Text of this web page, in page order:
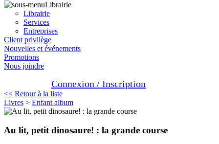
Librairie
Librairie
Services
Entreprises
Client privilège
Nouvelles et événements
Promotions
Nous joindre
Connexion / Inscription
<< Retour à la liste
Livres > Enfant album
Au lit, petit dinosaure! : la grande course